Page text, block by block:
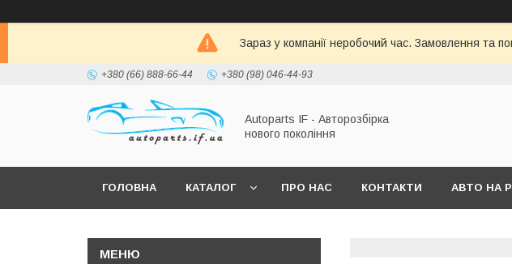
Зараз у компанії неробочий час. Замовлення та
+380 (66) 888-66-44 +380 (98) 046-44-93
Autoparts IF - Авторозбірка
нового покоління
ГОЛОВНА КАТАЛОГ ПРО НАС КОНТАКТИ АВТО НА